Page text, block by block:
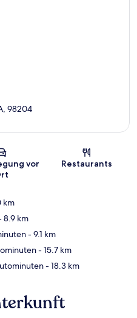
Karte
98204
vor
Restaurants
km
8.9 km
- 9.1 km
- 15.7 km
- 18.3 km